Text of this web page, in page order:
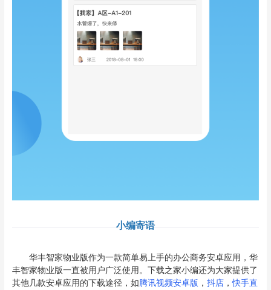
小编寄语
华丰智家物业版作为一款简单易上手的办公商务安卓应用，华
丰智家物业版一直被用户广泛使用。下载之家小编还为大家提供了
其他几款安卓应用的下载途径，如腾讯视频安卓版 ， 抖店，快手直